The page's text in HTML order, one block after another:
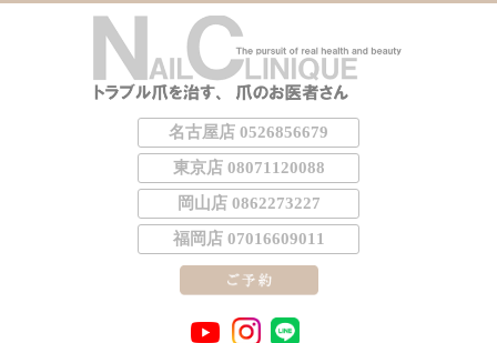
名古屋店 0526856679
東京店 08071120088
岡山店 0862273227
福岡店 07016609011